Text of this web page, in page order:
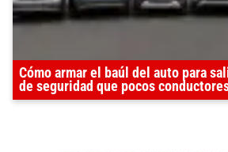
Cómo armar el baúl del auto para
de seguridad que pocos